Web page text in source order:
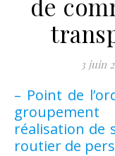
de
3 juin
– Point de l’ordre du jour: 4) Adhésion au
réalisation de
routier de